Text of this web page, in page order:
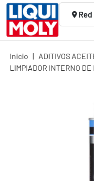
Inicio | ADITIVOS
LIMPIADOR INTERNO DE